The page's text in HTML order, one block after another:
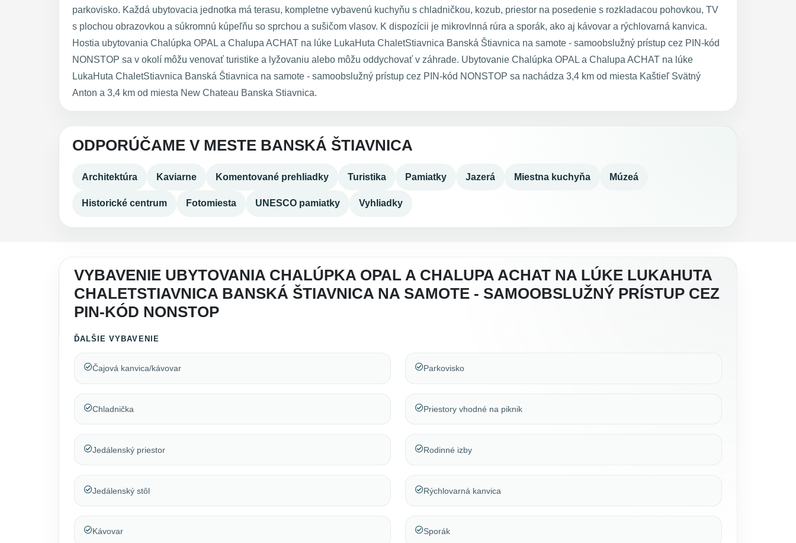
parkovisko. Každá ubytovacia jednotka má terasu, kompletne vybavenú kuchyňu s chladničkou, kozub, priestor na posedenie s rozkladacou pohovkou, TV
s plochou obrazovkou a súkromnú kúpeľňu so sprchou a sušičom vlasov. K dispozícii je mikrovlnná rúra a sporák, ako aj kávovar a rýchlovarná kanvica.
Hostia ubytovania Chalúpka OPAL a Chalupa ACHAT na lúke LukaHuta ChaletStiavnica Banská Štiavnica na samote - samoobslužný prístup cez PIN-kód
NONSTOP sa v okolí môžu venovať turistike a lyžovaniu alebo môžu oddychovať v záhrade. Ubytovanie Chalúpka OPAL a Chalupa ACHAT na lúke
LukaHuta ChaletStiavnica Banská Štiavnica na samote - samoobslužný prístup cez PIN-kód NONSTOP sa nachádza 3,4 km od miesta Kaštieľ Svätný
Anton a 3,4 km od miesta New Chateau Banska Stiavnica.
ODPORÚČAME V MESTE BANSKÁ ŠTIAVNICA
Architektúra Kaviarne Komentované prehliadky Turistika Pamiatky Jazerá Miestna kuchyňa Múzeá
Historické centrum Fotomiesta UNESCO pamiatky Vyhliadky
VYBAVENIE UBYTOVANIA CHALÚPKA OPAL A CHALUPA ACHAT NA LÚKE LUKAHUTA
CHALETSTIAVNICA BANSKÁ ŠTIAVNICA NA SAMOTE - SAMOOBSLUŽNÝ PRÍSTUP CEZ
PIN-KÓD NONSTOP
ĎALŠIE VYBAVENIE
Čajová kanvica/kávovar
Chladnička
Jedálenský priestor
Jedálenský stôl
Kávovar
Parkovisko
Priestory vhodné na piknik
Rodinné izby
Rýchlovarná kanvica
Sporák